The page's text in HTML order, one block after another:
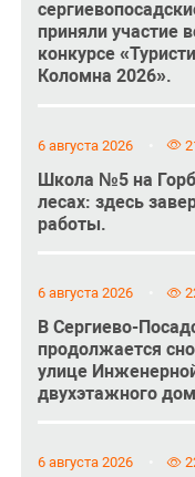
приняли участие
конкурсе
Коломна 2026».
6 августа 2026
Школа №5 на
лесах: здесь
работы.
6 августа 2026
В Сергиево-
продолжается
улице
двухэтажного
6 августа 2026